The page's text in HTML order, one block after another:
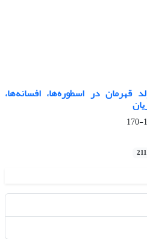
قهرمان در اسطوره‌ها، افسانه‌‌ها،